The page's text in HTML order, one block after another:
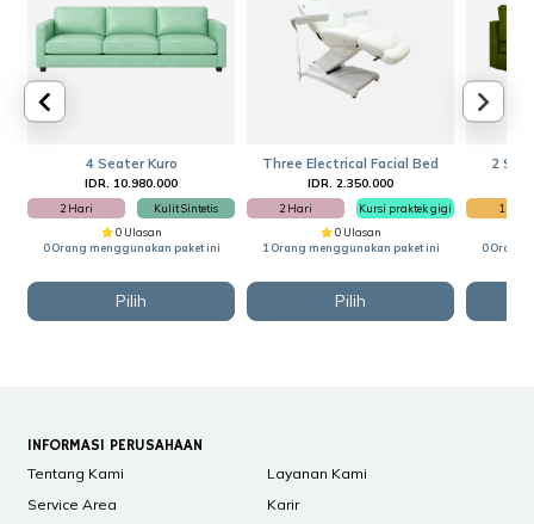
4 Seater Kuro
IDR. 10.980.000
2 Hari
Kulit Sintetis
0 Ulasan
0 Orang menggunakan paket ini
Pilih
Three Electrical Facial Bed
IDR. 2.350.000
2 Hari
Kursi praktek gigi
0 Ulasan
1 Orang menggunakan paket ini
Pilih
2
1 Hari
0 Orang
INFORMASI PERUSAHAAN
Tentang Kami
Layanan Kami
Service Area
Karir